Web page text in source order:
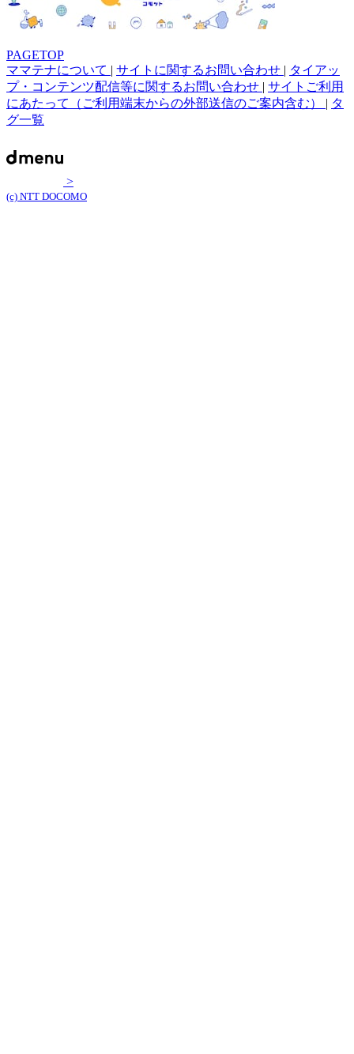
PAGETOP
ママテナについて | サイトに関するお問い合わせ | タイアッ
プ・コンテンツ配信等に関するお問い合わせ | サイトご利用
にあたって（ご利用端末からの外部送信のご案内含む） | タ
グ一覧
>
(c) NTT DOCOMO